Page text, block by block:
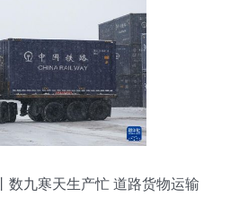
数九寒天生产忙 道路货物运输